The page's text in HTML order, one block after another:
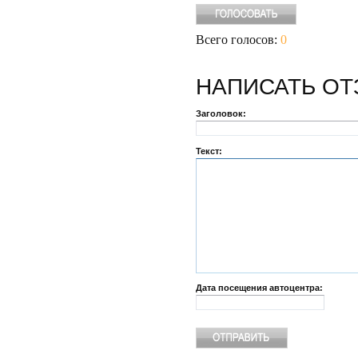
Всего голосов: 0
НАПИСАТЬ
Заголовок:
Текст:
Дата посещения автоцентра: